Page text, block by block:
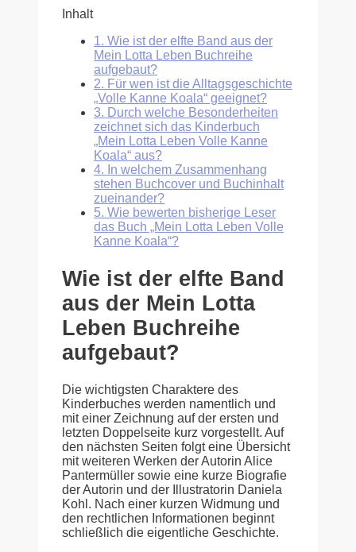
Inhalt
1. Wie ist der elfte Band aus der
Mein Lotta Leben Buchreihe
aufgebaut?
2. Für wen ist die Alltagsgeschichte
„Volle Kanne Koala“ geeignet?
3. Durch welche Besonderheiten
zeichnet sich das Kinderbuch
„Mein Lotta Leben Volle Kanne
Koala“ aus?
4. In welchem Zusammenhang
stehen Buchcover und Buchinhalt
zueinander?
5. Wie bewerten bisherige Leser
das Buch „Mein Lotta Leben Volle
Kanne Koala“?
Wie ist der elfte Band
aus der Mein Lotta
Leben Buchreihe
aufgebaut?
Die wichtigsten Charaktere des
Kinderbuches werden namentlich und
mit einer Zeichnung auf der ersten und
letzten Doppelseite kurz vorgestellt. Auf
den nächsten Seiten folgt eine Übersicht
mit weiteren Werken der Autorin Alice
Pantermüller sowie eine kurze Biografie
der Autorin und der Illustratorin Daniela
Kohl. Nach einer kurzen Widmung und
den rechtlichen Informationen beginnt
schließlich die eigentliche Geschichte.